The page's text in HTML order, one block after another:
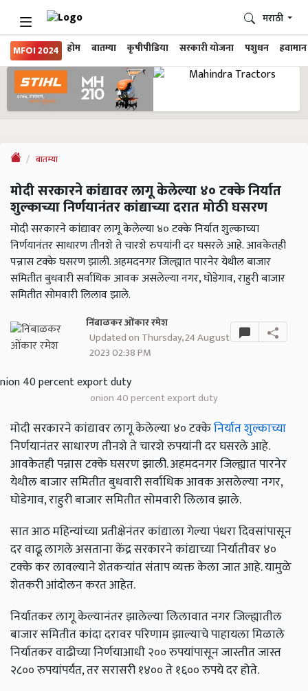
MFOI 2024 होम बातम्या कृषीपीडिया सरकारी योजना पशुधन हवामान
मराठी
बातम्या
मोदी सरकारने कांद्यावर लागू केलेल्या ४० टक्के निर्यात
शुल्काच्या निर्णयानंतर कांद्याच्या दरात मोठी घसरण
मोदी सरकारने कांद्यावर लागू केलेल्या ४० टक्के निर्यात शुल्काच्या
निर्णयानंतर साधारण तीनशे ते चारशे रुपयांनी दर घसरले आहे. आवकेतही
पन्नास टक्के घसरण झाली. अहमदनगर जिल्ह्यात पारनेर येथील बाजार
समितीत बुधवारी सर्वाधिक आवक असलेल्या नगर, घोडेगाव, राहुरी बाजार
समितीत सोमवारी लिलाव झाले.
निंबाळकर ओंकार रमेश
Updated on Thursday, 24 August
2023 02:38 PM
onion 40 percent export duty
मोदी सरकारने कांद्यावर लागू केलेल्या ४० टक्केनिर्यात शुल्काच्या
निर्णयानंतर साधारण तीनशे ते चारशे रुपयांनी दर घसरले आहे.
आवकेतही पन्नास टक्के घसरण झाली. अहमदनगर जिल्ह्यात पारनेर
येथील बाजार समितीत बुधवारी सर्वाधिक आवक असलेल्या नगर,
घोडेगाव, राहुरी बाजार समितीत सोमवारी लिलाव झाले.
सात आठ महिन्यांच्या प्रतीक्षेनंतर कांद्याला गेल्या पंधरा दिवसांपासून
दर वाढू लागले असताना केंद्र सरकारने कांद्याच्या निर्यातीवर ४०
टक्के कर लावल्याने शेतकऱ्यांत संताप व्यक्त केला जात आहे. यामुळे
शेतकरी आंदोलन करत आहेत.
निर्यातकर लागू केल्यानंतर झालेल्या लिलावात नगर जिल्ह्यातील
बाजार समितीत कांदा दरावर परिणाम झाल्याचे पाहायला मिळाले
निर्यातकर वाढीच्या निर्णयाआधी २०० रुपयांपासून जास्तीत जास्त
२८०० रुपयांपर्यंत, तर सरासरी १४०० ते १६०० रुपये दर होते.